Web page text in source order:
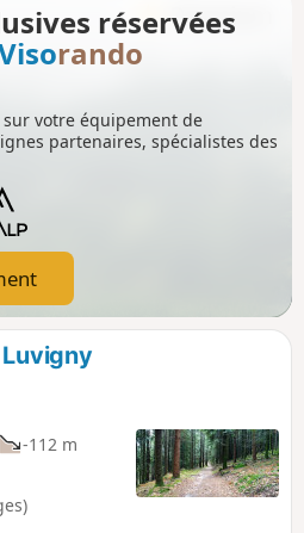
réservées
rando
sur votre équipement de
partenaires, spécialistes des
-112 m